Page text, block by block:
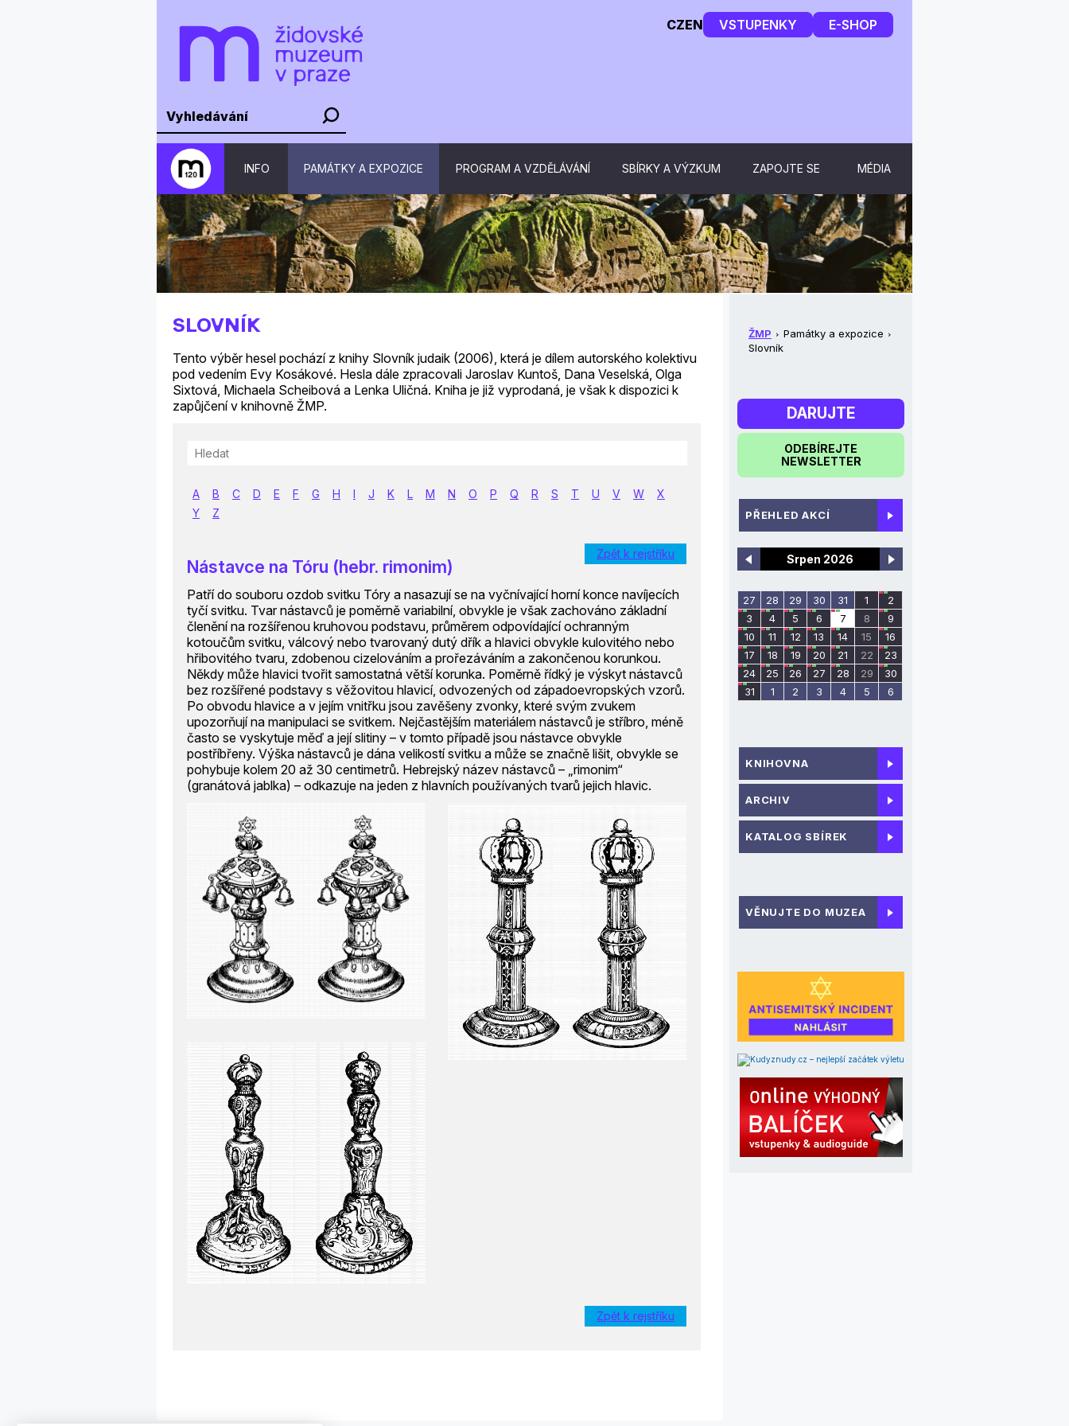
CZEN VSTUPENKY E-SHOP
INFO PAMÁTKY A EXPOZICE PROGRAM A VZDĚLÁVÁNÍ SBÍRKY A VÝZKUM ZAPOJTE SE MÉDIA
SLOVNÍK
Tento výběr hesel pochází z knihy Slovník judaik (2006), která je dílem autorského kolektivu
pod vedením Evy Kosákové. Hesla dále zpracovali Jaroslav Kuntoš, Dana Veselská, Olga
Sixtová, Michaela Scheibová a Lenka Uličná. Kniha je již vyprodaná, je však k dispozici k
zapůjčení v knihovně ŽMP.
A B C D E F G H I J K L M N O P Q R S T U V W
X
Y
Z
Zpět k rejstříku
Nástavce na Tóru (hebr. rimonim)
Patří do souboru ozdob svitku Tóry a nasazují se na vyčnívající horní konce navíjecích
tyčí svitku. Tvar nástavců je poměrně variabilní, obvykle je však zachováno základní
členění na rozšířenou kruhovou podstavu, průměrem odpovídající ochranným
kotoučům svitku, válcový nebo tvarovaný dutý dřík a hlavici obvykle kulovitého nebo
hřibovitého tvaru, zdobenou cizelováním a prořezáváním a zakončenou korunkou.
Někdy může hlavici tvořit samostatná větší korunka. Poměrně řídký je výskyt nástavců
bez rozšířené podstavy s věžovitou hlavicí, odvozených od západoevropských vzorů.
Po obvodu hlavice a v jejím vnitřku jsou zavěšeny zvonky, které svým zvukem
upozorňují na manipulaci se svitkem. Nejčastějším materiálem nástavců je stříbro, méně
často se vyskytuje měď a její slitiny – v tomto případě jsou nástavce obvykle
postříbřeny. Výška nástavců je dána velikostí svitku a může se značně lišit, obvykle se
pohybuje kolem 20 až 30 centimetrů. Hebrejský název nástavců – „rimonim“
(granátová jablka) – odkazuje na jeden z hlavních používaných tvarů jejich hlavic.
Zpět k rejstříku
ŽMP
Památky a expozice
Slovník
DARUJTE
ODEBÍREJTE
NEWSLETTER
PŘEHLED AKCÍ
Srpen 2026
27 28 29 30 31 1
2
3
4 5 6 7 8
9
10
11 12 13 14 15
16
17
18 19 20 21 22
23
24
25 26 27 28 29
30
31
1 2 3 4 5 6
KNIHOVNA
ARCHIV
KATALOG SBÍREK
VĚNUJTE DO MUZEA